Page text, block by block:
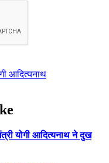
आदित्यनाथ
योगी आदित्यनाथ ने दुख